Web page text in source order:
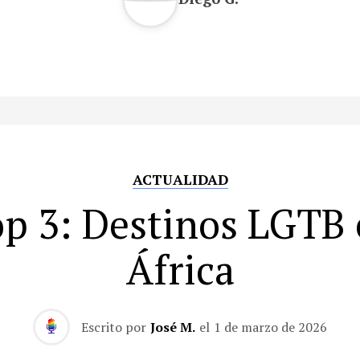
ACTUALIDAD
3: Destinos LGTB
África
Escrito por José M. el 1 de marzo de 2026